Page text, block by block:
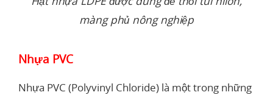
màng phủ nông nghiệp
Nhựa PVC
Nhựa PVC (Polyvinyl Chloride) là một trong những